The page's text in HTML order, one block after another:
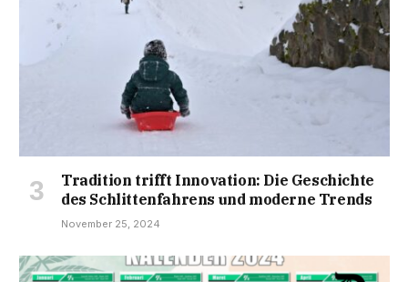
Tradition trifft Innovation: Die Geschichte
des Schlittenfahrens und moderne Trends
November 25, 2024